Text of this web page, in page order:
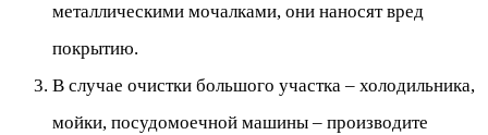
металлическими мочалками, они наносят вред
покрытию.
В случае очистки большого участка – холодильника,
мойки, посудомоечной машины – производите